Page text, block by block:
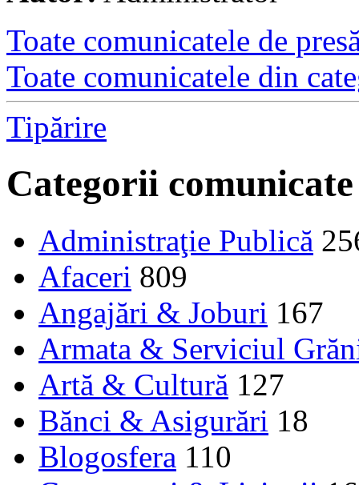
Toate comunicatele de
Toate comunicatele din
Tipărire
Categorii comunicate
Administraţie Publică
Afaceri 809
Angajări & Joburi 167
Armata & Serviciul
Artă & Cultură 127
Bănci & Asigurări 18
Blogosfera 110